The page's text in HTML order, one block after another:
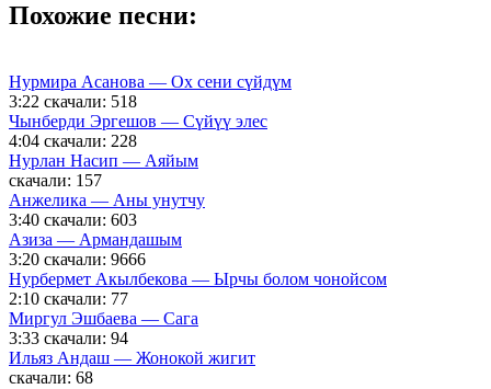
Похожие песни:
Нурмира Асанова — Ох сени сүйдүм
3:22 скачали: 518
Чынберди Эргешов — Сүйүү элес
4:04 скачали: 228
Нурлан Насип — Аяйым
скачали: 157
Анжелика — Аны унутчу
3:40 скачали: 603
Азиза — Армандашым
3:20 скачали: 9666
Нурбермет Акылбекова — Ырчы болом чонойсом
2:10 скачали: 77
Миргул Эшбаева — Сага
3:33 скачали: 94
Ильяз Андаш — Жонокой жигит
скачали: 68